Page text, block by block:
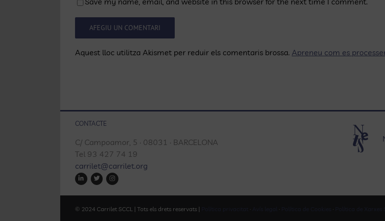
Aquest lloc utilitza Akismet per reduir els comentaris brossa. Apreneu com es
CONTACTE
C/ Campoamor, 5 · 08031 · BARCELONA
Tel 93 427 74 19
carrilet@carrilet.org
© 2024 Carrilet SCCL | Tots els drets reservats | Política privacitat · Avís legal · Política de Cookies · Política de Xarxes